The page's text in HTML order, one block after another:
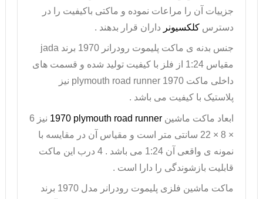
جزییات آن را مراعات نموده و ماکتی باکیفیت را در
دسترس کلکسیونر داران قرار بدهند .
جنس بدنه ی ماکت پلیموت رودرانر
jada
مقیاس 1:24 از فلز با کیفیت تولید شده و قسمت های
داخلی ماکت plymouth road runner 1970 نیز
پلاستیک با کیفیت می باشد .
ابعاد ماکت ماشین 1970 plymouth road runner
نیز 6
× 8 × 22 سانتی متر است و مقیاس آن در مقایسه با
نمونه ی واقعی آن 1:24 می باشد . 4 درب این ماکت
قابلیت بازشوندگی را دارا است .
ماکت ماشین فلزی پلیموت رودرانر مدل 1970 برند